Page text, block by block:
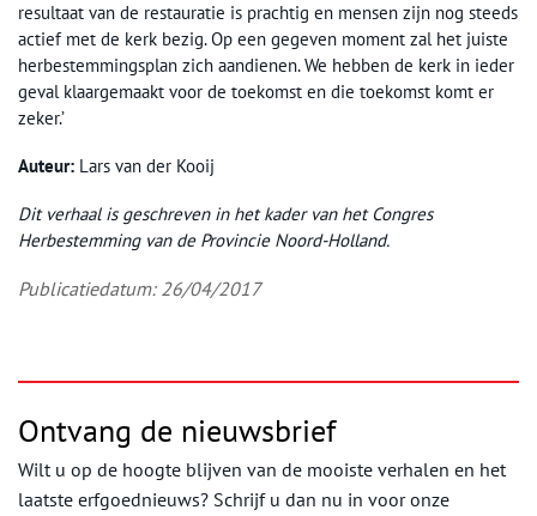
resultaat van de restauratie is prachtig en mensen zijn nog steeds
actief met de kerk bezig. Op een gegeven moment zal het juiste
herbestemmingsplan zich aandienen. We hebben de kerk in ieder
geval klaargemaakt voor de toekomst en die toekomst komt er
zeker.’
Auteur: Lars van der Kooij
Dit verhaal is geschreven in het kader van het Congres
Herbestemming van de Provincie Noord-Holland.
Publicatiedatum: 26/04/2017
Ontvang de nieuwsbrief
Wilt u op de hoogte blijven van de mooiste verhalen en het
laatste erfgoednieuws? Schrijf u dan nu in voor onze